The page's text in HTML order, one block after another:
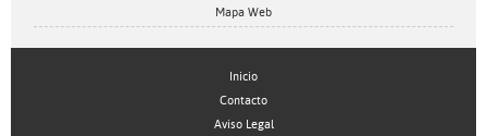
Mapa Web
Inicio
Contacto
Aviso Legal